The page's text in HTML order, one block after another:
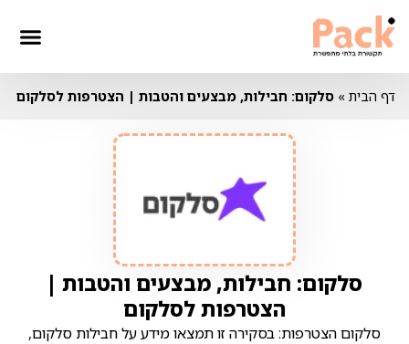
דף הבית » סלקום: חבילות, מבצעים והטבות | הצטרפות לסלקום
סלקום: חבילות, מבצעים והטבות |
הצטרפות לסלקום
סלקום הצטרפות: בסקירה זו תמצאו מידע על חבילות סלקום,